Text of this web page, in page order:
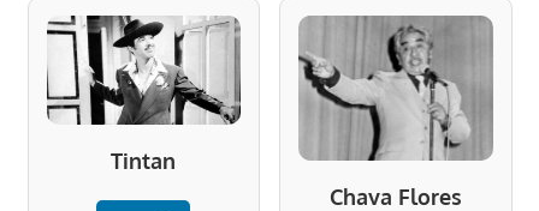
Tintan
Chava Flores